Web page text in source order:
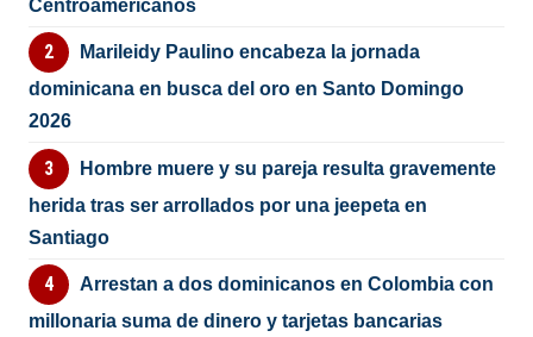
Centroamericanos
Marileidy Paulino encabeza la jornada
dominicana en busca del oro en Santo Domingo
2026
Hombre muere y su pareja resulta gravemente
herida tras ser arrollados por una jeepeta en
Santiago
Arrestan a dos dominicanos en Colombia con
millonaria suma de dinero y tarjetas bancarias